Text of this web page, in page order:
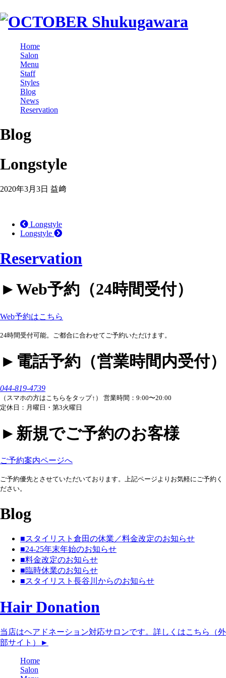
Home
Salon
Menu
Staff
Styles
Blog
News
Reservation
Blog
Longstyle
2020年3月3日 益﨑
Longstyle
Longstyle
Reservation
►︎Web予約（24時間受付）
Web予約はこちら
24時間受付可能。ご都合に合わせてご予約いただけます。
►︎電話予約（営業時間内受付）
044-819-4739
（スマホの方はこちらをタップ↑）
営業時間：9:00〜20:00
定休日：月曜日・第3火曜日
►︎新規でご予約のお客様
ご予約案内ページへ
ご予約優先とさせていただいております。上記ページよりお気軽にご予約く
ださい。
Blog
■スタイリスト倉田の休業／料金改定のお知らせ
■24-25年末年始のお知らせ
■料金改定のお知らせ
■臨時休業のお知らせ
■スタイリスト長谷川からのお知らせ
Hair Donation
当店はヘアドネーション対応サロンです。詳しくはこちら（外
部サイト）►︎
Home
Salon